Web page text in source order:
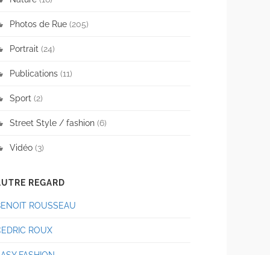
Photos de Rue (205)
Portrait (24)
Publications (11)
Sport (2)
Street Style / fashion (6)
Vidéo (3)
REGARD
ROUSSEAU
ROUX